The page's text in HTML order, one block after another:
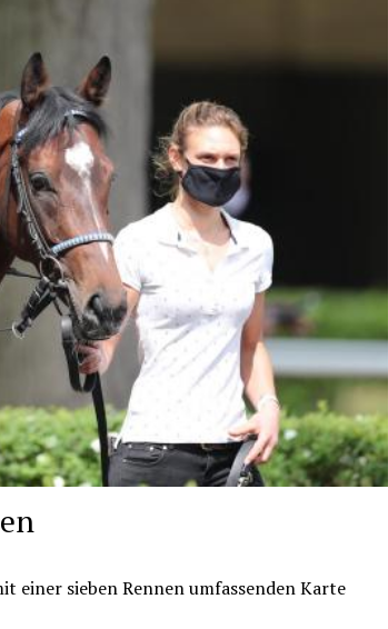
einer sieben Rennen umfassenden Karte